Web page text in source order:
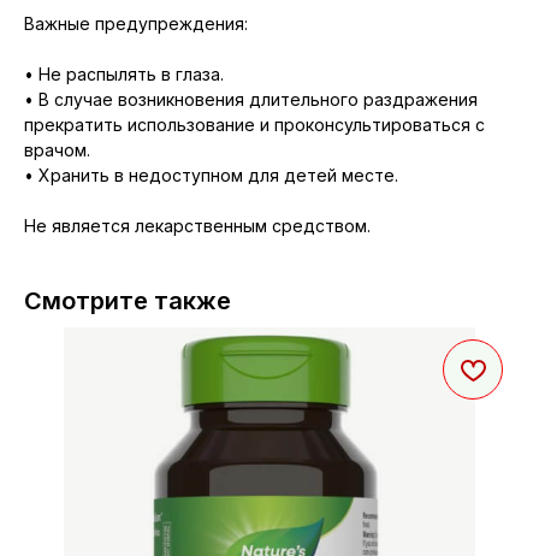
Важные предупреждения:
• Не распылять в глаза.
• В случае возникновения длительного раздражения
прекратить использование и проконсультироваться с
врачом.
• Хранить в недоступном для детей месте.
Не является лекарственным средством.
Смотрите также